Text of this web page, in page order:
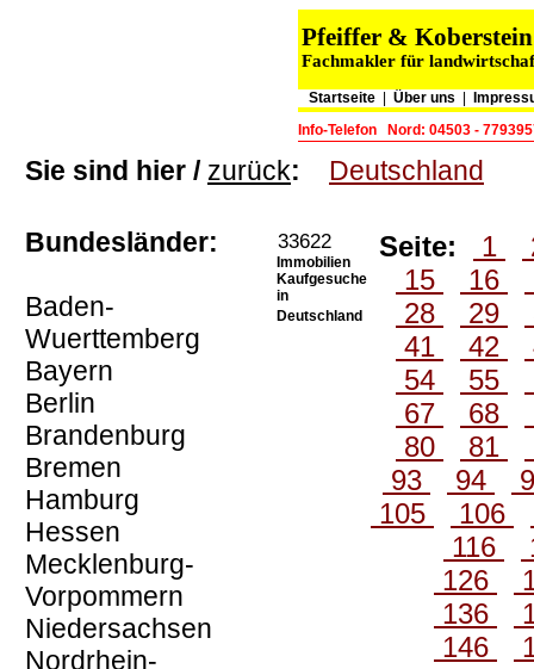
Pfeiffer &
Fachmakler für
Startseite| Über uns
Info-Telefon
Nord: 04503 -
Sie sind hier / zurück: Deutschland
Bundesländer:
Baden-
Wuerttemberg
Bayern
Berlin
Brandenburg
Bremen
Hamburg
Hessen
Mecklenburg-
Vorpommern
Niedersachsen
Nordrhein-
33622
Immobilien
Kaufgesuche
in
Deutschland
Seite: 1
15
16
28
29
41
42
54
55
67
68
80
81
93
94
105
106
116
126
136
146